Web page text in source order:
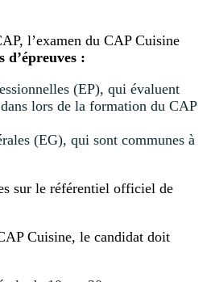
l’examen du CAP Cuisine
d’épreuves :
(EP), qui évaluent
lors de la formation du CAP
(EG), qui sont communes à
sur le référentiel officiel de
Cuisine, le candidat doit